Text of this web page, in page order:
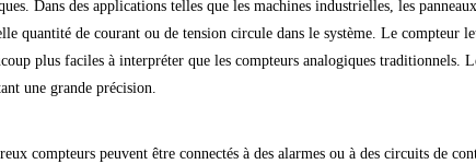
Dans des applications telles que les machines industrielles, les
quantité de courant ou de tension circule dans le système. Le compteur
plus faciles à interpréter que les compteurs analogiques traditionnels.
une grande précision.
compteurs peuvent être connectés à des alarmes ou à des circuits de